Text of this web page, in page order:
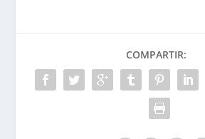
COMPARTIR: